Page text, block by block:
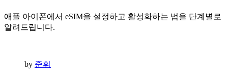
애플 아이폰에서 eSIM을 설정하고 활성화하는 법을 단계별로
알려드립니다.
by 준휘